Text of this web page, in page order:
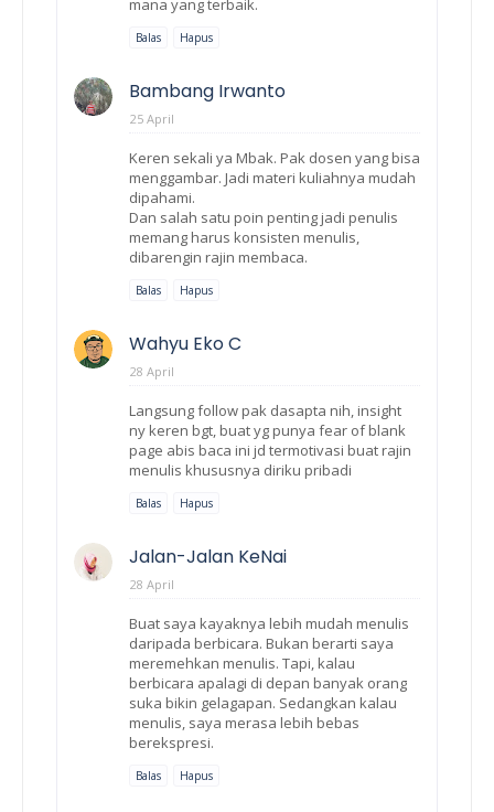
mana yang terbaik.
Balas Hapus
Bambang Irwanto
25 April
Keren sekali ya Mbak. Pak dosen yang bisa
menggambar. Jadi materi kuliahnya mudah
dipahami.
Dan salah satu poin penting jadi penulis
memang harus konsisten menulis,
dibarengin rajin membaca.
Balas Hapus
Wahyu Eko C
28 April
Langsung follow pak dasapta nih, insight
ny keren bgt, buat yg punya fear of blank
page abis baca ini jd termotivasi buat rajin
menulis khususnya diriku pribadi
Balas Hapus
Jalan-Jalan KeNai
28 April
Buat saya kayaknya lebih mudah menulis
daripada berbicara. Bukan berarti saya
meremehkan menulis. Tapi, kalau
berbicara apalagi di depan banyak orang
suka bikin gelagapan. Sedangkan kalau
menulis, saya merasa lebih bebas
berekspresi.
Balas Hapus